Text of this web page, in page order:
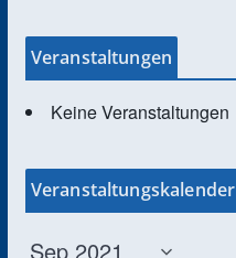
Veranstaltungen
Keine Veranstaltungen
Veranstaltungskalender